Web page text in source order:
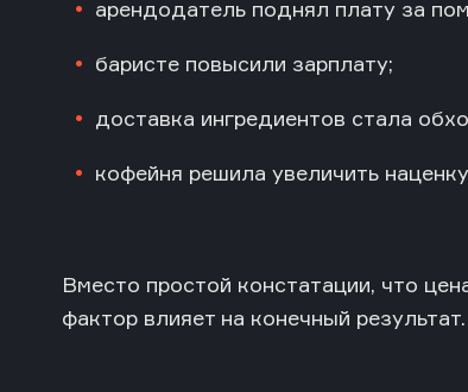
арендодатель поднял плату за
баристе повысили зарплату;
доставка ингредиентов стала
кофейня решила увеличить
Вместо простой констатации, что
фактор влияет на конечный результат.